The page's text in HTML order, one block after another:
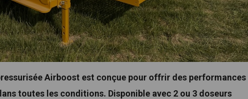
Airboost est conçue pour offrir des performances
toutes les conditions. Disponible avec 2 ou 3 doseurs